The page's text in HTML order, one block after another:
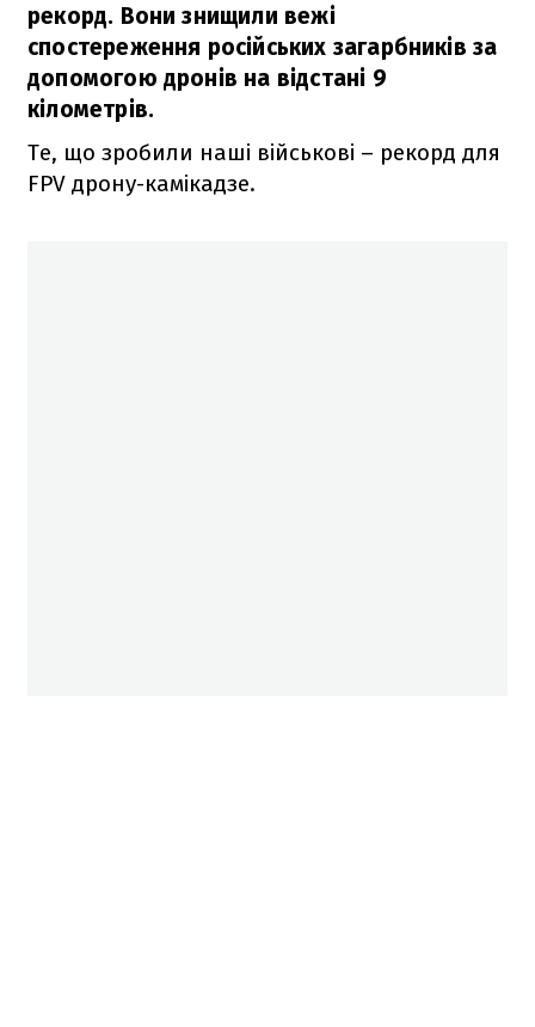
рекорд. Вони знищили вежі
спостереження російських загарбників за
допомогою дронів на відстані 9
кілометрів.
Те, що зробили наші військові – рекорд для
FPV дрону-камікадзе.